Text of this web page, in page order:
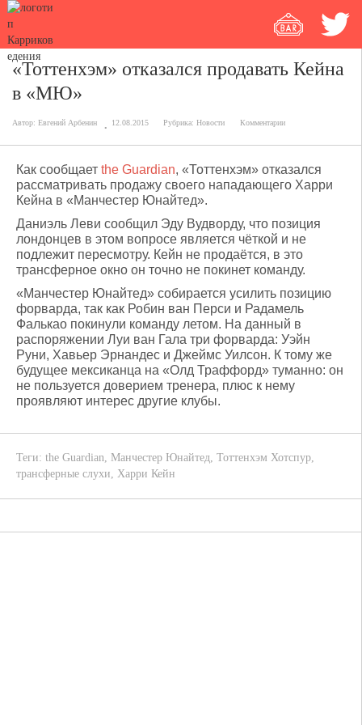
«Тоттенхэм» отказался продавать Кейна
в «МЮ»
Автор: Евгений Арбенин 12.08.2015 Рубрика: Новости Комментарии
Как сообщает the Guardian, «Тоттенхэм» отказался
рассматривать продажу своего нападающего Харри
Кейна в «Манчестер Юнайтед».
Даниэль Леви сообщил Эду Вудворду, что позиция
лондонцев в этом вопросе является чёткой и не
подлежит пересмотру. Кейн не продаётся, в это
трансферное окно он точно не покинет команду.
«Манчестер Юнайтед» собирается усилить позицию
форварда, так как Робин ван Перси и Радамель
Фалькао покинули команду летом. На данный в
распоряжении Луи ван Гала три форварда: Уэйн
Руни, Хавьер Эрнандес и Джеймс Уилсон. К тому же
будущее мексиканца на «Олд Траффорд» туманно: он
не пользуется доверием тренера, плюс к нему
проявляют интерес другие клубы.
Теги: the Guardian, Манчестер Юнайтед, Тоттенхэм Хотспур,
трансферные слухи, Харри Кейн